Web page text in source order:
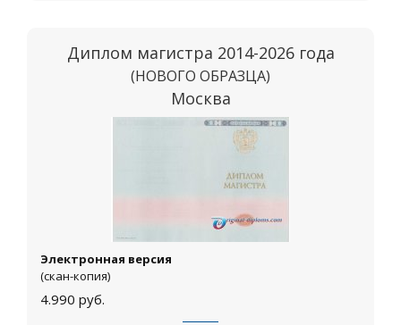
Диплом магистра 2014-2026 года
(НОВОГО ОБРАЗЦА)
Москва
Электронная версия
(скан-копия)
4.990 руб.